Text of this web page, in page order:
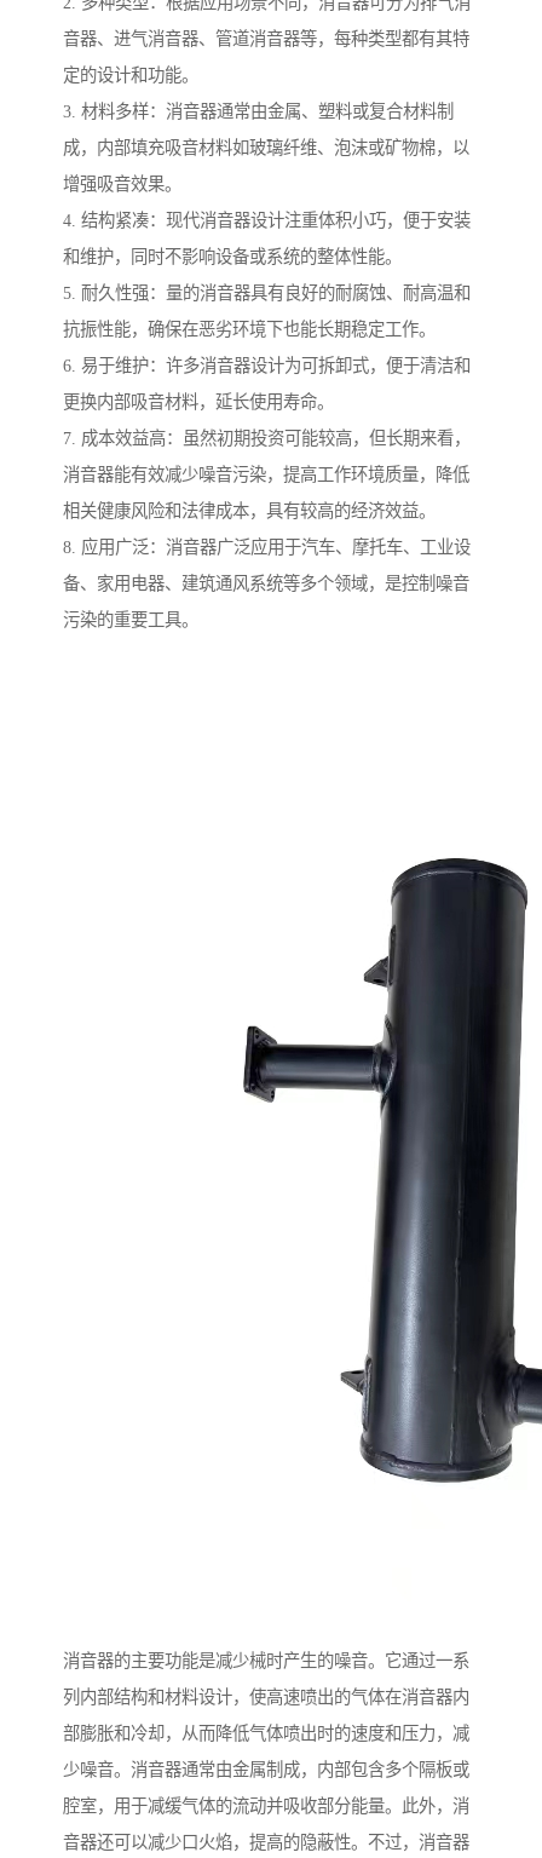
音器、进气消音器、管道消音器等，每种类型都有其特
定的设计和功能。
3. 材料多样：消音器通常由金属、塑料或复合材料制
成，内部填充吸音材料如玻璃纤维、泡沫或矿物棉，以
增强吸音效果。
4. 结构紧凑：现代消音器设计注重体积小巧，便于安装
和维护，同时不影响设备或系统的整体性能。
5. 耐久性强：量的消音器具有良好的耐腐蚀、耐高温和
抗振性能，确保在恶劣环境下也能长期稳定工作。
6. 易于维护：许多消音器设计为可拆卸式，便于清洁和
更换内部吸音材料，延长使用寿命。
7. 成本效益高：虽然初期投资可能较高，但长期来看，
消音器能有效减少噪音污染，提高工作环境质量，降低
相关健康风险和法律成本，具有较高的经济效益。
8. 应用广泛：消音器广泛应用于汽车、摩托车、工业设
备、家用电器、建筑通风系统等多个领域，是控制噪音
污染的重要工具。
消音器的主要功能是减少械时产生的噪音。它通过一系
列内部结构和材料设计，使高速喷出的气体在消音器内
部膨胀和冷却，从而降低气体喷出时的速度和压力，减
少噪音。消音器通常由金属制成，内部包含多个隔板或
腔室，用于减缓气体的流动并吸收部分能量。此外，消
音器还可以减少口火焰，提高的隐蔽性。不过，消音器